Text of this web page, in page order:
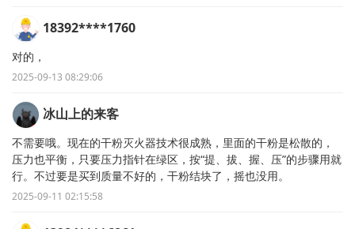
18392****1760
对的，
2025-09-13 08:29:06
冰山上的来客
不需要哦。现在的干粉灭火器技术很成熟，里面的干粉是松散的，
压力也平衡，只要压力指针在绿区，按“提、拔、握、压”的步骤用就
行。不过要是买到质量不好的，干粉结块了，摇也没用。
2025-09-11 02:15:58